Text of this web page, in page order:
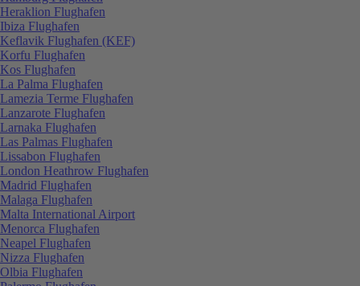
Heraklion Flughafen
Ibiza Flughafen
Keflavik Flughafen (KEF)
Korfu Flughafen
Kos Flughafen
La Palma Flughafen
Lamezia Terme Flughafen
Lanzarote Flughafen
Larnaka Flughafen
Las Palmas Flughafen
Lissabon Flughafen
London Heathrow Flughafen
Madrid Flughafen
Malaga Flughafen
Malta International Airport
Menorca Flughafen
Neapel Flughafen
Nizza Flughafen
Olbia Flughafen